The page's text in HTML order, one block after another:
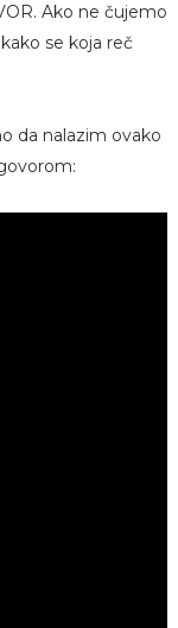
Ako ne čujemo
se koja reč
da nalazim ovako